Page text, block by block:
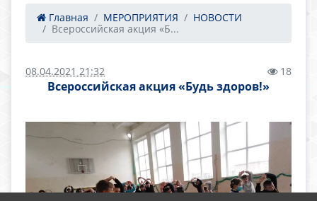
Главная МЕРОПРИЯТИЯ
НОВОСТИ
Всероссийская акция «Б...
08.04.2021 21:32 18
Всероссийская акция «Будь здоров!»